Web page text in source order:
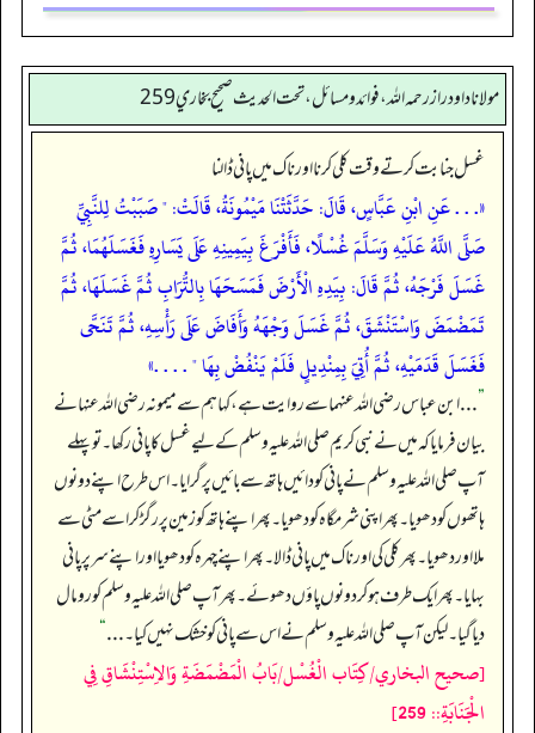
مولانا داود راز رحمه الله، فوائد و مسائل، تحت الحديث صحيح بخاري 259
غسل جنابت کرتے وقت کلی کرنا اور ناک میں پانی ڈالنا
«. . . عَنِ ابْنِ عَبَّاسٍ، قَالَ: حَدَّثَتْنَا مَيْمُونَةُ، قَالَتْ: " صَبَبْتُ لِلنَّبِيِّ
صَلَّى اللَّهُ عَلَيْهِ وَسَلَّمَ غُسْلًا، فَأَفْرَغَ بِيَمِينِهِ عَلَى يَسَارِهِ فَغَسَلَهُمَا، ثُمَّ
غَسَلَ فَرْجَهُ، ثُمَّ قَالَ: بِيَدِهِ الْأَرْضَ فَمَسَحَهَا بِالتُّرَابِ ثُمَّ غَسَلَهَا، ثُمَّ
تَمَضْمَضَ وَاسْتَنْشَقَ، ثُمَّ غَسَلَ وَجْهَهُ وَأَفَاضَ عَلَى رَأْسِهِ، ثُمَّ تَنَحَّى
فَغَسَلَ قَدَمَيْهِ، ثُمَّ أُتِيَ بِمِنْدِيلٍ فَلَمْ يَنْفُضْ بِهَا " . . . .»
”. . . ابن عباس رضی اللہ عنہما سے روایت ہے، کہا ہم سے میمونہ رضی اللہ عنہا نے
بیان فرمایا کہ میں نے نبی کریم صلی اللہ علیہ وسلم کے لیے غسل کا پانی رکھا۔ تو پہلے
آپ صلی اللہ علیہ وسلم نے پانی کو دائیں ہاتھ سے بائیں پر گرایا۔ اس طرح اپنے دونوں
ہاتھوں کو دھویا۔ پھر اپنی شرمگاہ کو دھویا۔ پھر اپنے ہاتھ کو زمین پر رگڑ کر اسے مٹی سے
ملا اور دھویا۔ پھر کلی کی اور ناک میں پانی ڈالا۔ پھر اپنے چہرہ کو دھویا اور اپنے سر پر پانی
بہایا۔ پھر ایک طرف ہو کر دونوں پاؤں دھوئے۔ پھر آپ صلی اللہ علیہ وسلم کو رومال
دیا گیا۔ لیکن آپ صلی اللہ علیہ وسلم نے اس سے پانی کو خشک نہیں کیا۔ . . .“
[صحيح البخاري/كِتَاب الْغُسْل/بَابُ الْمَضْمَضَةِ وَالاِسْتِنْشَاقِ فِي
الْجَنَابَةِ:: 259]